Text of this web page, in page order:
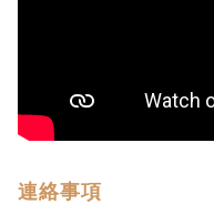
連絡事項